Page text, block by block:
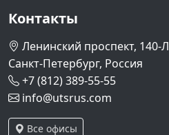
Контакты
Ленинский проспект, 140-Л
Санкт-Петербург, Россия
+7 (812) 389-55-55
info@utsrus.com
Все офисы